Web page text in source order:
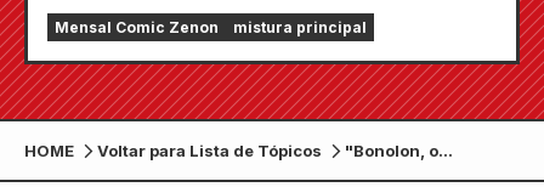
capítulos!! A edição de setembro de 2026 da
revista em quadrinhos mensal Zenon estará à
venda em 24 de julho!!
Mensal Comic Zenon mistura principal
HOME Voltar para Lista de Tópicos
"Bonolon, o
Guerreiro da